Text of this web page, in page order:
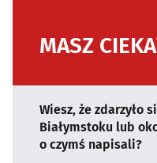
MASZ
Wiesz, że zdarzyło
Białymstoku lub
o czymś napisali?